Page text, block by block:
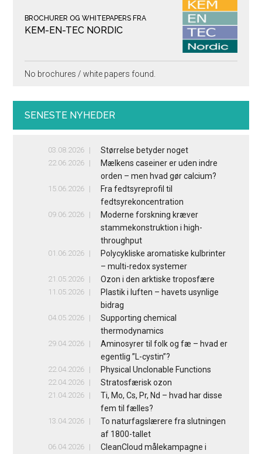
BROCHURER OG WHITEPAPERS FRA
KEM-EN-TEC NORDIC
No brochures / white papers found.
SENESTE NYHEDER
03.08.2026 Størrelse betyder noget
22.06.2026
Mælkens caseiner er uden indre
orden – men hvad gør calcium?
15.06.2026
Fra fedtsyreprofil til
fedtsyrekoncentration
09.06.2026
Moderne forskning kræver
stammekonstruktion i high-
throughput
01.06.2026
Polycykliske aromatiske kulbrinter
– multi-redox systemer
21.05.2026 Ozon i den arktiske troposfære
11.05.2026
Plastik i luften – havets usynlige
bidrag
04.05.2026
Supporting chemical
thermodynamics
29.04.2026
Aminosyrer til folk og fæ – hvad er
egentlig ”L-cystin”?
22.04.2026 Physical Unclonable Functions
22.04.2026 Stratosfærisk ozon
21.04.2026
Ti, Mo, Cs, Pr, Nd – hvad har disse
fem til fælles?
13.04.2026
To naturfagslærere fra slutningen
af 1800-tallet
06.04.2026
CleanCloud målekampagne i